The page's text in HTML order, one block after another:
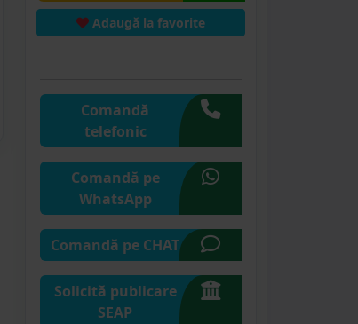
Adaugă la favorite
Comandă
telefonic
Comandă pe
WhatsApp
Comandă pe CHAT
Solicită publicare
SEAP